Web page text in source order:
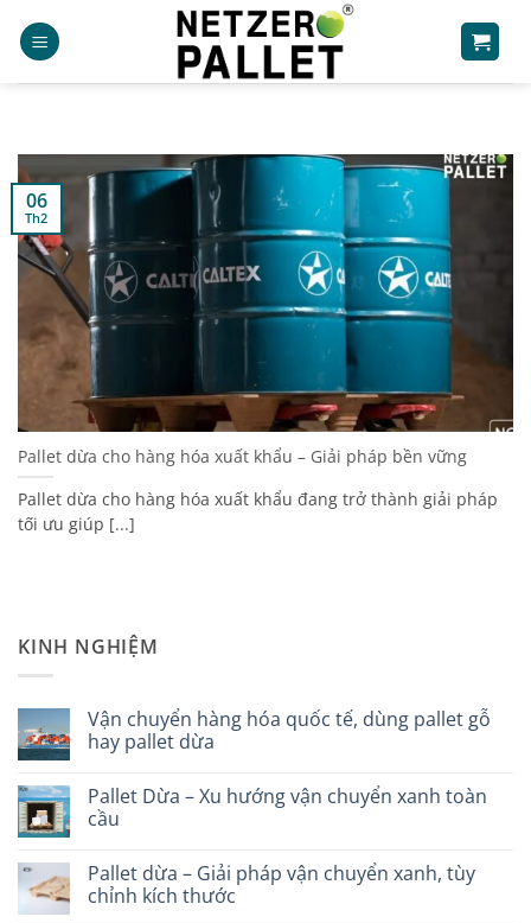
qua
Pallet dừa cho hàng hóa xuất khẩu – Giải pháp bền vững
Pallet dừa cho hàng hóa xuất khẩu đang trở thành giải pháp
tối ưu giúp [...]
06
Th2
KINH NGHIỆM
Vận chuyển hàng hóa quốc tế, dùng pallet gỗ
hay pallet dừa
bình
luận
ở
hàng
hóa
quốc
Pallet Dừa – Xu hướng vận chuyển xanh toàn
cầu
bình
luận
ở
Pallet dừa – Giải pháp vận chuyển xanh, tùy
chỉnh kích thước